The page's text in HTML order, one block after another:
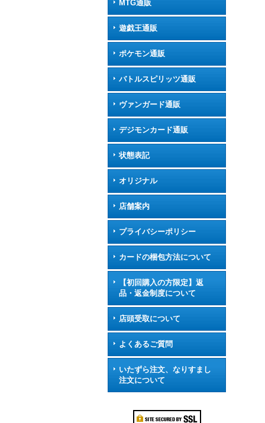
MTG通販
遊戯王通販
ポケモン通販
バトルスピリッツ通販
ヴァンガード通販
デジモンカード通販
状態表記
オリジナル
店舗案内
プライバシーポリシー
カードの梱包方法について
【初回購入の方限定】返
品・返金制度について
店頭受取について
よくあるご質問
いたずら注文、なりすまし
注文について